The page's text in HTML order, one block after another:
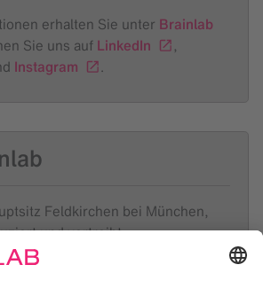
erhalten Sie unter Brainlab
Sie uns auf LinkedIn
,
Instagram .
Feldkirchen bei München,
und vertreibt
Medizintechnik für präzise,